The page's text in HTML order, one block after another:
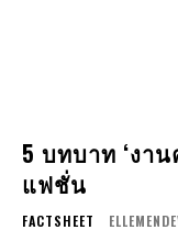
5 บทบาท ‘งา
แฟชั่น
FACTSHEET